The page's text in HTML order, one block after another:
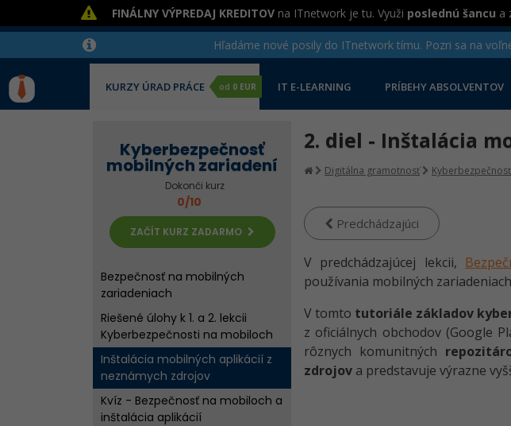
FINÁLNY VÝPREDAJ KREDITOV na ITnetwork je tu. Využi poslednú šancu a
Hľadáme nové posily do ITnetwork tímu. Pozri sa na
KURZY ÚRAD PRÁCE od 0 EUR IT E-LEARNING PRÍBEHY ABSOLVENTOV
Kyberbezpečnosť
mobilných zariadení
Dokonči kurz
0/10
ZAČÍT KURZ ZADARMO
Bezpečnosť na mobilných
zariadeniach
Riešené úlohy k 1. a 2. lekcii
Kyberbezpečnosti na mobiloch
Inštalácia mobilných aplikácií z
neznámych zdrojov
Kvíz - Bezpečnosť na mobiloch a
inštalácia aplikácií
2. diel - Inštalácia
Digitálna gramotnosť
Predchádzajúci
V predchádzajúcej lekcii,
používania mobilných
V tomto tutoriále základov
z oficiálnych obchodov (Google
rôznych komunitných
zdrojov a predstavuje výrazne